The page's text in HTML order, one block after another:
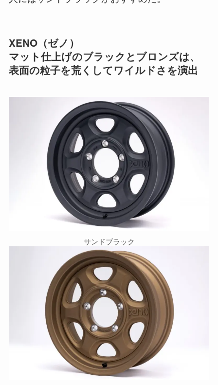
XENO（ゼノ）
マット仕上げのブラックとブロンズは、
表面の粒子を荒くしてワイルドさを演出
サンドブラック